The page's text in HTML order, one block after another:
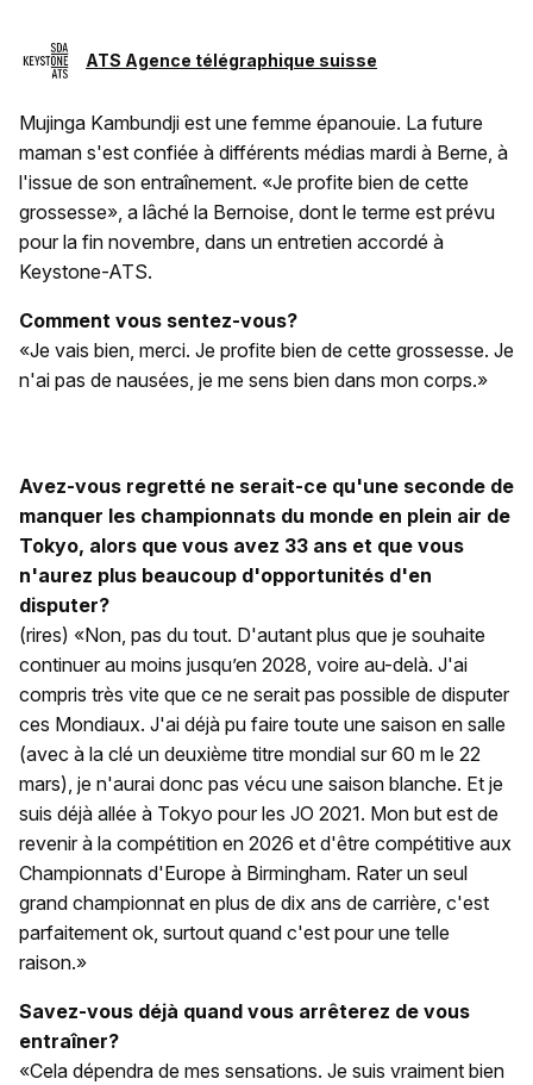
ATS Agence télégraphique suisse
Mujinga Kambundji est une femme épanouie. La future
maman s'est confiée à différents médias mardi à Berne, à
l'issue de son entraînement. «Je profite bien de cette
grossesse», a lâché la Bernoise, dont le terme est prévu
pour la fin novembre, dans un entretien accordé à
Keystone-ATS.
Comment vous sentez-vous?
«Je vais bien, merci. Je profite bien de cette grossesse. Je
n'ai pas de nausées, je me sens bien dans mon corps.»
Avez-vous regretté ne serait-ce qu'une seconde de
manquer les championnats du monde en plein air de
Tokyo, alors que vous avez 33 ans et que vous
n'aurez plus beaucoup d'opportunités d'en
disputer?
(rires) «Non, pas du tout. D'autant plus que je souhaite
continuer au moins jusqu’en 2028, voire au-delà. J'ai
compris très vite que ce ne serait pas possible de disputer
ces Mondiaux. J'ai déjà pu faire toute une saison en salle
(avec à la clé un deuxième titre mondial sur 60 m le 22
mars), je n'aurai donc pas vécu une saison blanche. Et je
suis déjà allée à Tokyo pour les JO 2021. Mon but est de
revenir à la compétition en 2026 et d'être compétitive aux
Championnats d'Europe à Birmingham. Rater un seul
grand championnat en plus de dix ans de carrière, c'est
parfaitement ok, surtout quand c'est pour une telle
raison.»
Savez-vous déjà quand vous arrêterez de vous
entraîner?
«Cela dépendra de mes sensations. Je suis vraiment bien